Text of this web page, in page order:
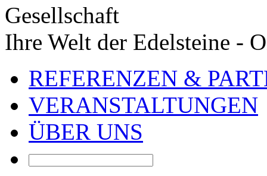
Ihre Welt der Edelsteine -
REFERENZEN &
VERANSTALTUNGEN
ÜBER UNS